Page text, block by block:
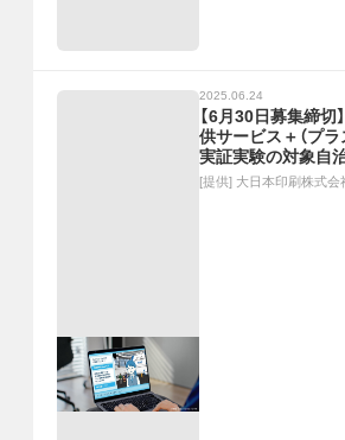
2025.06.24
【6月30日募集締切
供サービス＋（プラ
実証実験の対象自
負担を軽減し、住
[提供] 大日本印刷株式会